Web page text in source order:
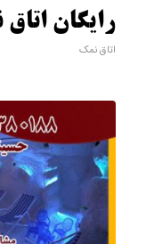
رایگان
اتاق نمک